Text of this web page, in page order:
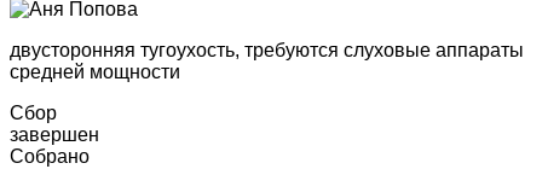
двусторонняя тугоухость, требуются слуховые аппараты
средней мощности
Сбор
завершен
Собрано